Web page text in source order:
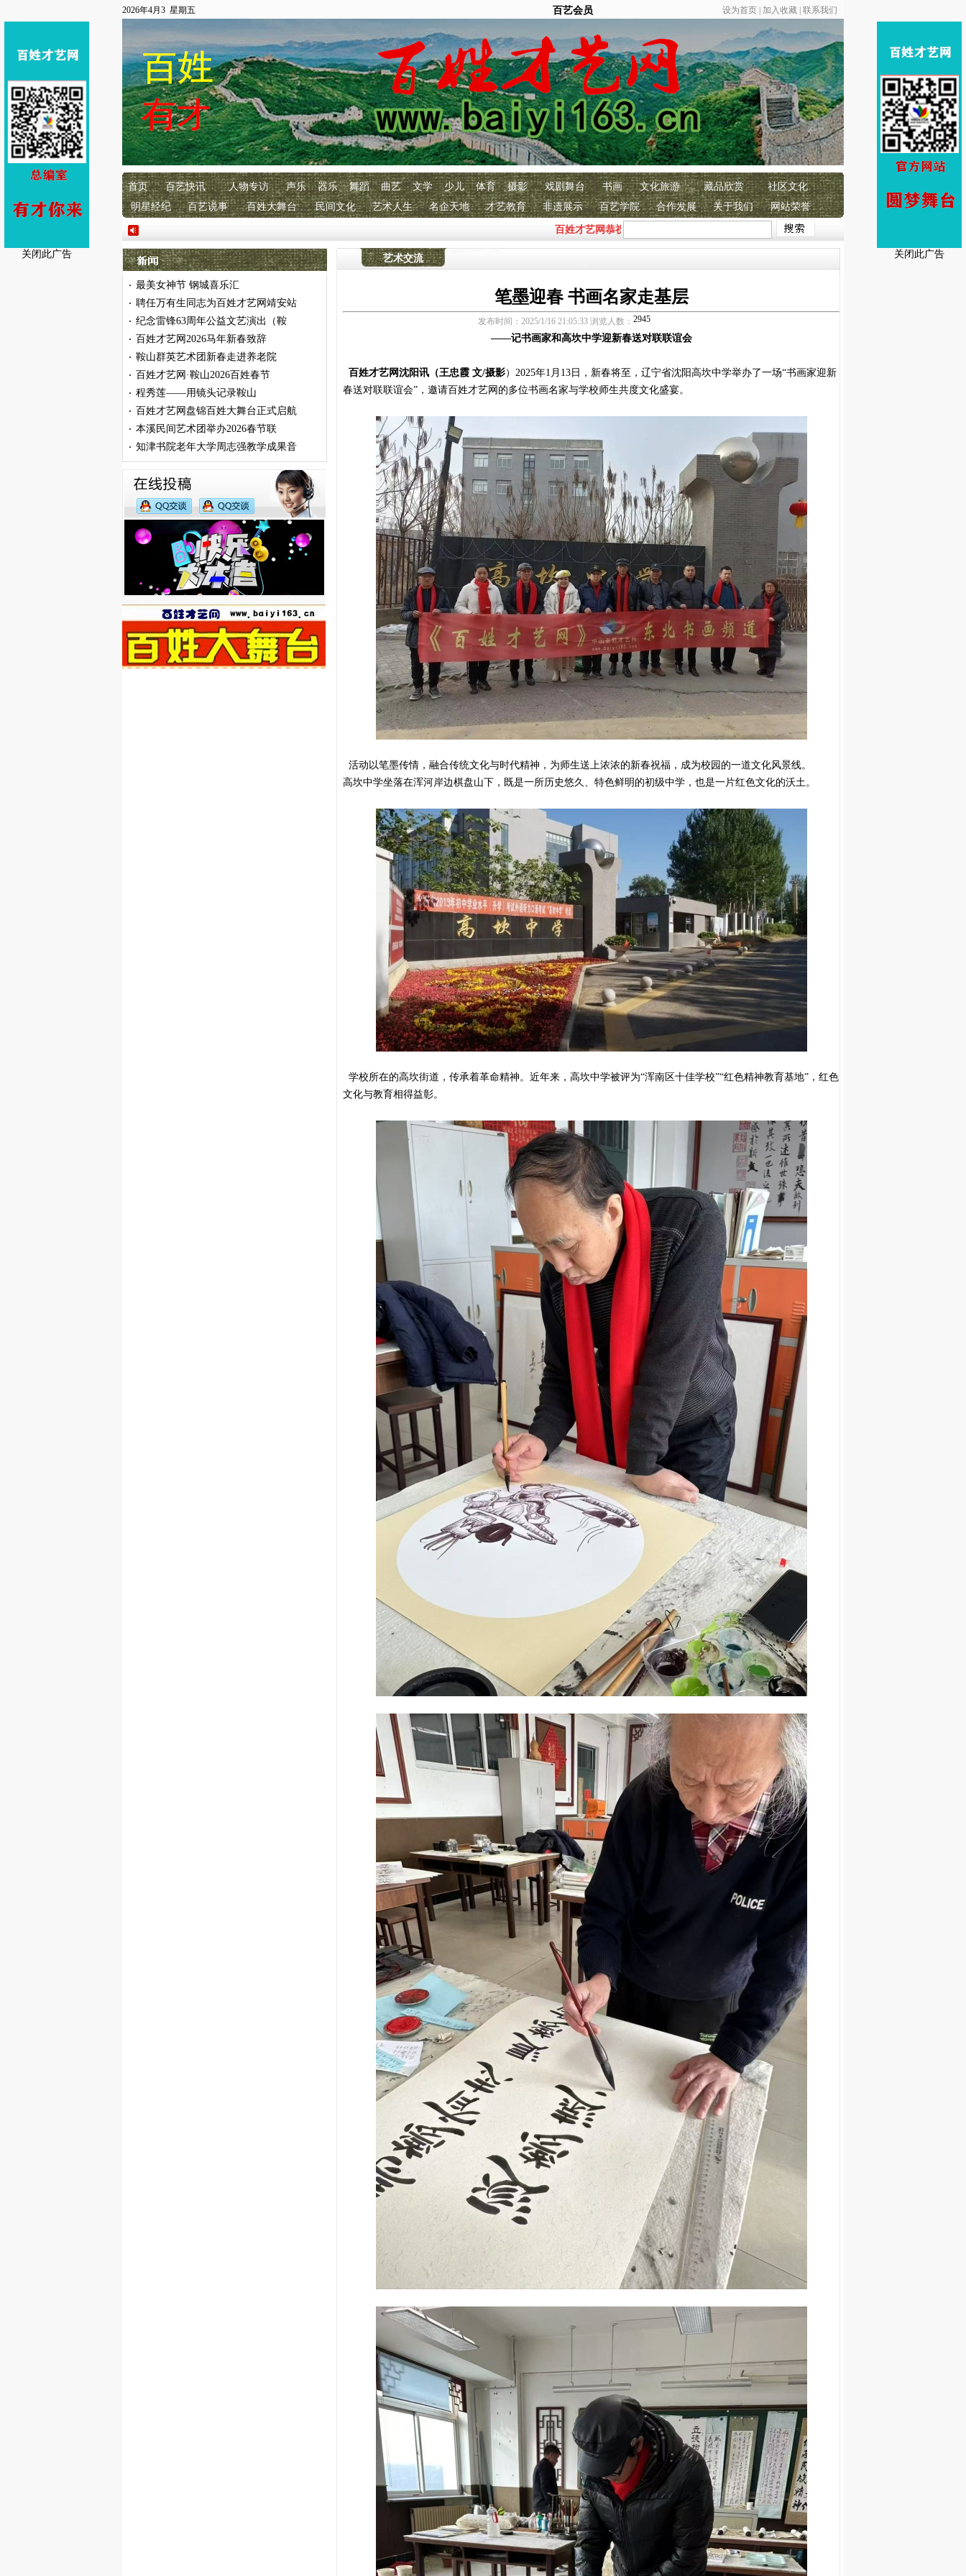
2026年4月3 星期五 百艺会员 设为首页 加入收藏 联系我们
首页 百艺快讯 人物专访 声乐 器乐 舞蹈 曲艺 文学 少儿 体育 摄影 戏剧舞台 书画 文化旅游 藏品欣赏
社区文化
明星经纪
百艺说事 百姓大舞台 民间文化 艺术人生 名企天地 才艺教育 非遗展示 百艺学院 合作发展 关于我们 网站荣誉
百姓才艺网恭祝全国各族人民2026年春节快乐！ 百姓才艺网成立16
· 最美女神节 钢城喜乐汇
· 聘任万有生同志为百姓才艺网靖安站
· 纪念雷锋63周年公益文艺演出（鞍
· 百姓才艺网2026马年新春致辞
· 鞍山群英艺术团新春走进养老院
· 百姓才艺网·鞍山2026百姓春节
· 程秀莲——用镜头记录鞍山
· 百姓才艺网盘锦百姓大舞台正式启航
· 本溪民间艺术团举办2026春节联
· 知津书院老年大学周志强教学成果音
艺术交流
笔墨迎春 书画名家走基层
发布时间：2025/1/16 21:05:33 浏览人数：
——记书画家和高坎中学迎新春送对联联谊会
百姓才艺网沈阳讯（王忠霞 文/摄影）2025年1月13日，新春将至，辽宁省沈阳高坎中学举办了一场“书画家迎新
春送对联联谊会”，邀请百姓才艺网的多位书画名家与学校师生共度文化盛宴。
活动以笔墨传情，融合传统文化与时代精神，为师生送上浓浓的新春祝福，成为校园的一道文化风景线。
高坎中学坐落在浑河岸边棋盘山下，既是一所历史悠久、特色鲜明的初级中学，也是一片红色文化的沃土。
学校所在的高坎街道，传承着革命精神。近年来，高坎中学被评为“浑南区十佳学校”“红色精神教育基地”，红色
文化与教育相得益彰。